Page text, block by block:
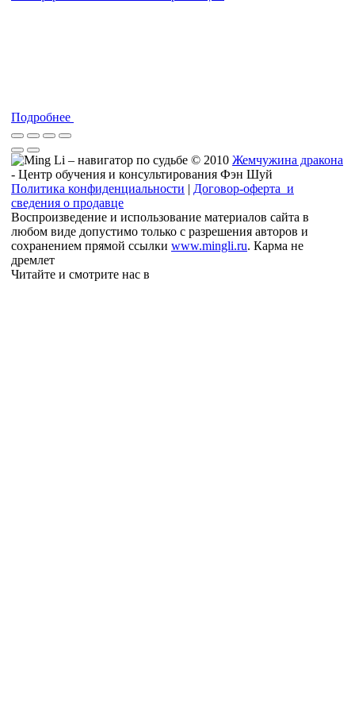
Подробнее
© 2010 Жемчужина дракона
- Центр обучения и консультирования Фэн Шуй
Политика конфиденциальности | Договор-оферта и
сведения о продавце
Воспроизведение и использование материалов сайта в
любом виде допустимо только с разрешения авторов и
сохранением прямой ссылки www.mingli.ru. Карма не
дремлет
Читайте и смотрите нас в